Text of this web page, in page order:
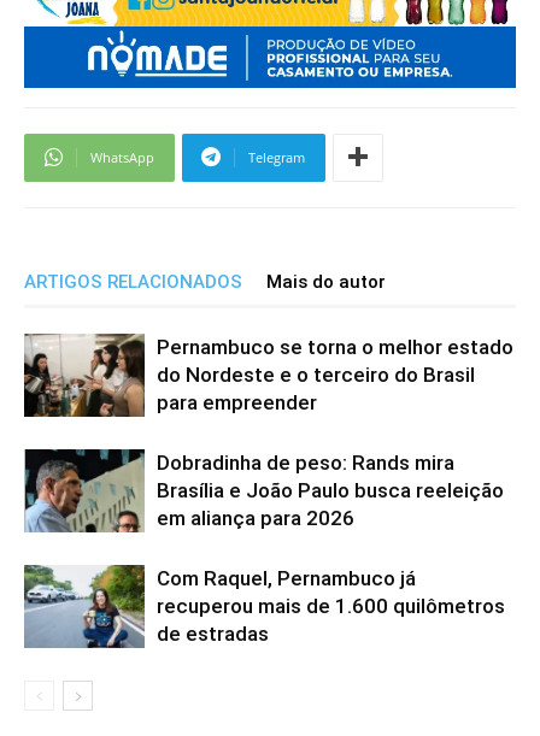
WhatsApp Telegram
ARTIGOS RELACIONADOS Mais do autor
Pernambuco se torna o melhor estado
do Nordeste e o terceiro do Brasil
para empreender
Dobradinha de peso: Rands mira
Brasília e João Paulo busca reeleição
em aliança para 2026
Com Raquel, Pernambuco já
recuperou mais de 1.600 quilômetros
de estradas